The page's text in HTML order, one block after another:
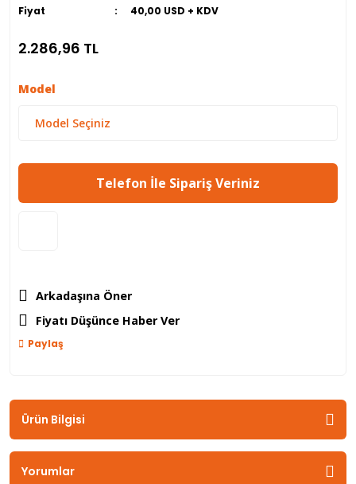
Fiyat
40,00 USD + KDV
2.286,96 TL
Model
Telefon İle Sipariş Veriniz
Arkadaşına Öner
Fiyatı Düşünce Haber Ver
Paylaş
Ürün Bilgisi
Yorumlar